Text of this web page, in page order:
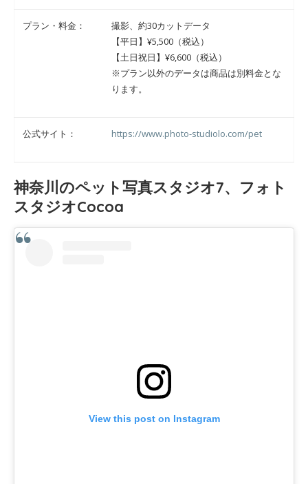
プラン・料金：
撮影、約30カットデータ
【平日】¥5,500（税込）
【土日祝日】¥6,600（税込）
※プラン以外のデータは商品は別料金とな
ります。
公式サイト： https://www.photo-studiolo.com/pet
神奈川のペット写真スタジオ7、フォト
スタジオCocoa
View this post on Instagram